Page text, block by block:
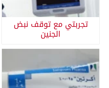
تجربتي مع توقف نبض
الجنين